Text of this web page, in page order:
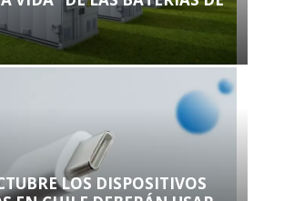
LOS DISPOSITIVOS